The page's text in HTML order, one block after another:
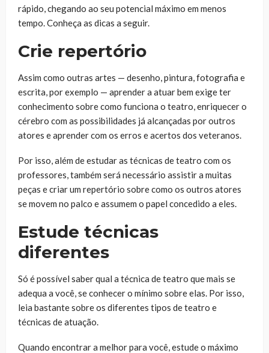
rápido, chegando ao seu potencial máximo em menos
tempo. Conheça as dicas a seguir.
Crie repertório
Assim como outras artes — desenho, pintura, fotografia e
escrita, por exemplo — aprender a atuar bem exige ter
conhecimento sobre como funciona o teatro, enriquecer o
cérebro com as possibilidades já alcançadas por outros
atores e aprender com os erros e acertos dos veteranos.
Por isso, além de estudar as técnicas de teatro com os
professores, também será necessário assistir a muitas
peças e criar um repertório sobre como os outros atores
se movem no palco e assumem o papel concedido a eles.
Estude técnicas
diferentes
Só é possível saber qual a técnica de teatro que mais se
adequa a você, se conhecer o mínimo sobre elas. Por isso,
leia bastante sobre os diferentes tipos de teatro e
técnicas de atuação.
Quando encontrar a melhor para você, estude o máximo